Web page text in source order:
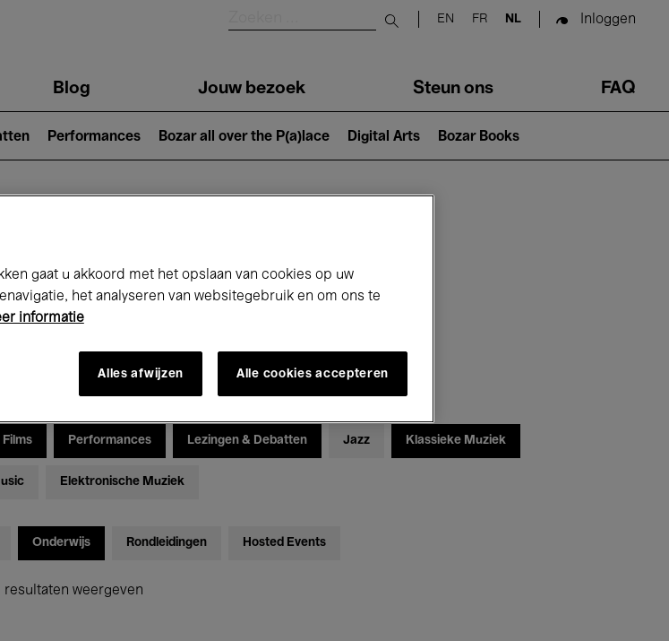
Submit search
EN FR NL Inloggen
Blog Jouw bezoek Steun ons FAQ
Performances Bozar all over the P(a)lace Digital Arts Bozar Books
Films Performances Lezingen & Debatten Jazz Klassieke Muziek
Elektronische Muziek
Onderwijs Rondleidingen Hosted Events
resultaten weergeven
gaat u akkoord met het opslaan van cookies op uw
het analyseren van websitegebruik en om ons te
informatie
Alles afwijzen Alle cookies accepteren